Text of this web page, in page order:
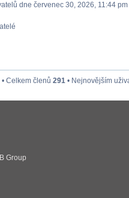
dne červenec 30, 2026, 11:44 pm
• Celkem členů 291 • Nejnovějším
Group